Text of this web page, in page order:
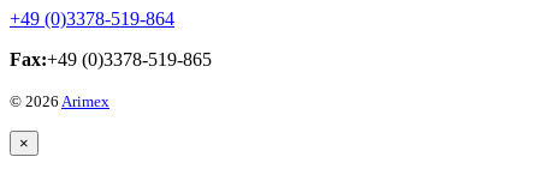
+49 (0)3378-519-864
Fax:+49 (0)3378-519-865
© 2026 Arimex
×